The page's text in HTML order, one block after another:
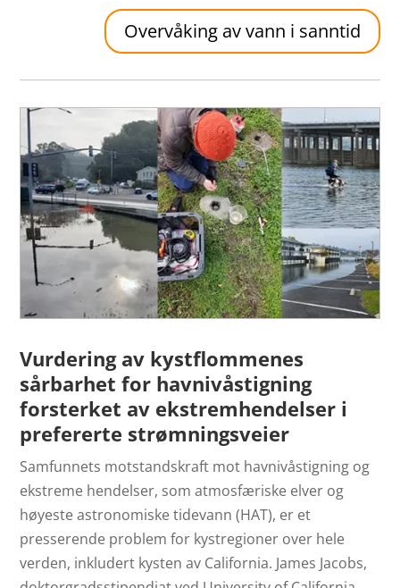
Overvåking av vann i sanntid
Vurdering av kystflommenes
sårbarhet for havnivåstigning
forsterket av ekstremhendelser i
prefererte strømningsveier
Samfunnets motstandskraft mot havnivåstigning og
ekstreme hendelser, som atmosfæriske elver og
høyeste astronomiske tidevann (HAT), er et
presserende problem for kystregioner over hele
verden, inkludert kysten av California. James Jacobs,